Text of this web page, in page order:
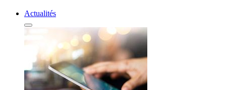
Actualités